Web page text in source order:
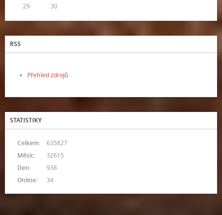
29
30
RSS
Přehled zdrojů
STATISTIKY
Online: 34
Celkem:
635827
Měsíc:
32615
Den:
938